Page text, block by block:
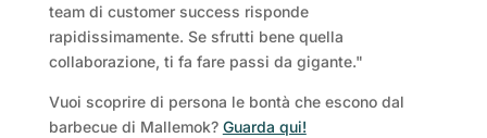
team di customer success risponde
rapidissimamente. Se sfrutti bene quella
collaborazione, ti fa fare passi da gigante."
Vuoi scoprire di persona le bontà che escono dal
barbecue di Mallemok? Guarda qui!